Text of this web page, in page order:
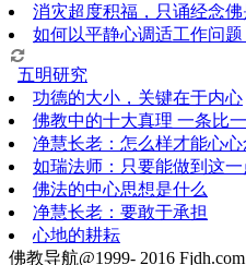
消灾超度积福，只诵经念
如何以平静心调适工作问
五明研究
功德的大小，关键在于内心
佛教中的十大真理 一条比一
净慧长老：怎么样才能心
如瑞法师：只要能做到这
佛法的中心思想是什么
净慧长老：要敢于承担
心地的耕耘
佛教导航@1999- 2016 Fjdh.com